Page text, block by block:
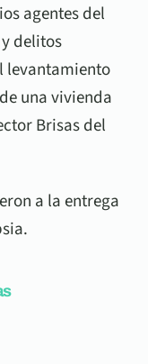
agentes del
delitos
levantamiento
una vivienda
Brisas del
a la entrega